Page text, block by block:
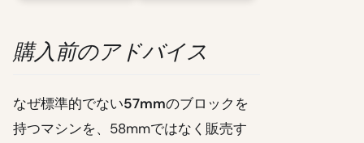
購入前のアドバイス
なぜ標準的でない57mmのブロックを
持つマシンを、58mmではなく販売す